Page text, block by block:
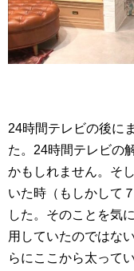
24時間テレビの後に
た。24時間テレビの
かもしれません。そ
いた時（もしかして
した。そのことを気
用していたのではな
らにここから太って